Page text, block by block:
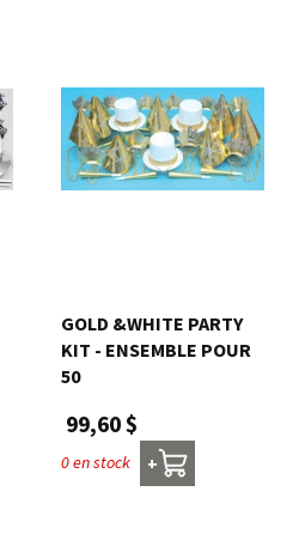
GOLD &WHITE PARTY
KIT - ENSEMBLE POUR
50
99,60 $
0 en stock +